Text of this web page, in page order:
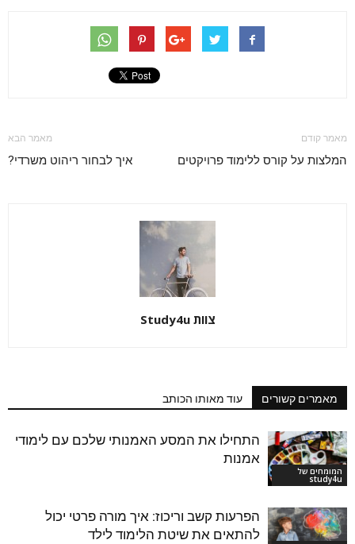
מאמר קודם
המלצות על קורס ללימוד פרויקטים
מאמר הבא
איך לבחור ריהוט משרדי?
צוות Study4u
מאמרים קשורים עוד מאותו הכותב
המומחים של
study4u
התחילו את המסע האמנותי שלכם עם לימודי
אמנות
הפרעות קשב וריכוז: איך מורה פרטי יכול
להתאים את שיטת הלימוד לילד